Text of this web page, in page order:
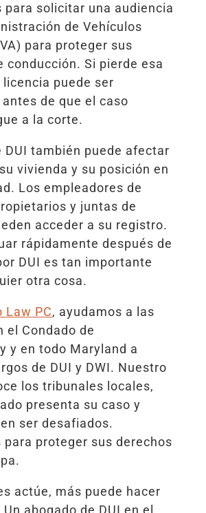
para solicitar una audiencia
de Vehículos
para proteger sus
conducción. Si pierde esa
puede ser
de que el caso
a la corte.
DUI también puede afectar
vivienda y su posición en
Los empleadores de
y juntas de
acceder a su registro.
rápidamente después de
DUI es tan importante
otra cosa.
Law PC, ayudamos a las
el Condado de
y en todo Maryland a
de DUI y DWI. Nuestro
los tribunales locales,
presenta su caso y
ser desafiados.
para proteger sus derechos
actúe, más puede hacer